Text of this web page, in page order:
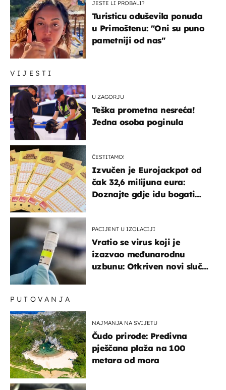
VIJESTI
U ZAGORJU
Teška prometna nesreća!
Jedna osoba poginula
ČESTITAMO!
Izvučen je Eurojackpot od
čak 32,6 milijuna eura:
Doznajte gdje idu bogati
PACIJENT U IZOLACIJI
Vratio se virus koji je
izazvao međunarodnu
uzbunu: Otkriven novi slučaj
JESTE LI PROBALI?
Turisticu oduševila ponuda
u Primoštenu: "Oni su puno
pametniji od nas"
PUTOVANJA
NAJMANJA NA SVIJETU
Čudo prirode: Predivna
pješčana plaža na 100
metara od mora